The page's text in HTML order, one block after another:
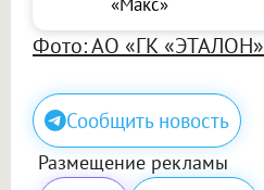
Фото: АО «ГК «ЭТАЛОН»
Сообщить новость
Размещение рекламы